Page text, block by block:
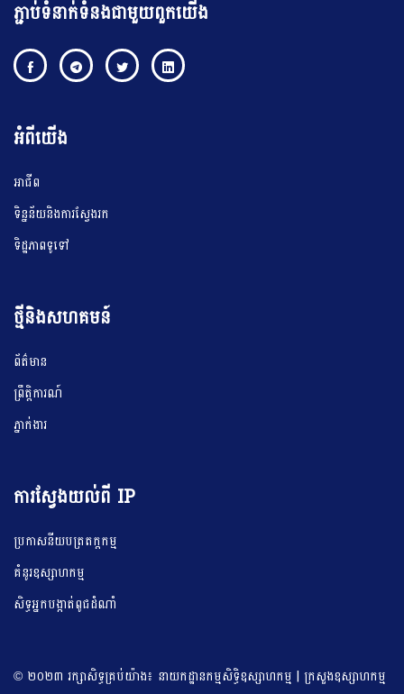
ភ្ជាប់ទំនាក់ទំនងជាមួយពួកយើង
អំពីយើង
អាជីព
ទិន្នន័យនិងការស្វែងរក
ទិដ្ឋភាពទូទៅ
ថ្មីនិងសហគមន៍
ព័ត៌មាន
ព្រឹត្តិការណ៍
ភ្នាក់ងារ
ការស្វែងយល់ពី IP
ប្រកាសនីយបត្រតក្តកម្ម
គំនូរឧស្សាហកម្ម
សិទ្ធអ្នកបង្កាត់ពូជដំណាំ
© ២០២៣ រក្សាសិទ្ធគ្រប់យ៉ាង៖ នាយកដ្ឋានកម្មសិទ្ធិឧស្សាហកម្ម | ក្រសួងឧស្សាហកម្ម